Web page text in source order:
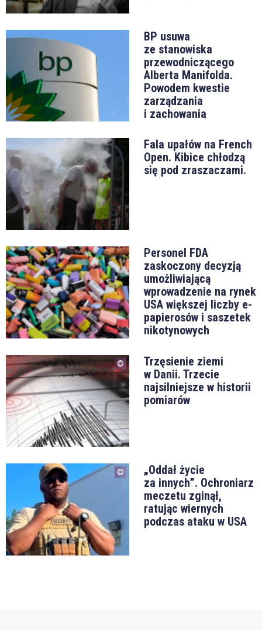
BP usuwa
ze stanowiska
przewodniczącego
Alberta Manifolda.
Powodem kwestie
zarządzania
i zachowania
Fala upałów na French
Open. Kibice chłodzą
się pod zraszaczami.
Personel FDA
zaskoczony decyzją
umożliwiającą
wprowadzenie na rynek
USA większej liczby e-
papierosów i saszetek
nikotynowych
Trzęsienie ziemi
w Danii. Trzecie
najsilniejsze w historii
pomiarów
„Oddał życie
za innych”. Ochroniarz
meczetu zginął,
ratując wiernych
podczas ataku w USA